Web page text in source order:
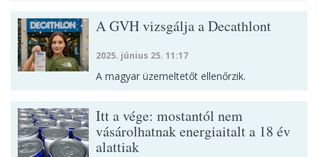
A GVH vizsgálja a Decathlont
2025. június 25. 11:17
A magyar üzemeltetőt ellenőrzik.
Itt a vége: mostantól nem
vásárolhatnak energiaitalt a 18 év
alattiak